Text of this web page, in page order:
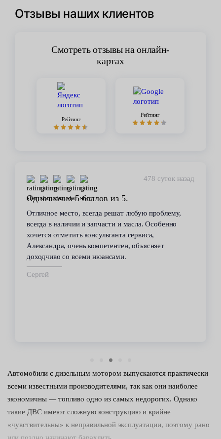
Отзывы наших клиентов
Смотреть отзывы на онлайн-
картах
Рейтинг
Рейтинг
478 суток назад
Однозначно 5 баллов из 5.
Отличное место, всегда решат любую проблему,
всегда в наличии и запчасти и масла. Особенно
хочется отметить консультанта сервиса,
Александра, очень компетентен, объясняет
доходчиво со всеми нюансами.
Сергей
Автомобили с дизельным мотором выпускаются практически
всеми известными производителями, так как они наиболее
экономичны — топливо одно из самых недорогих. Однако
такие ДВС имеют сложную конструкцию и крайне
«чувствительны» к неправильной эксплуатации, поэтому рано